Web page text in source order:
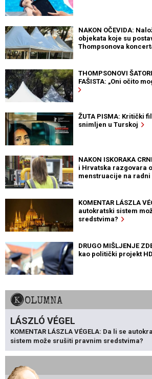
NAKON OČEVIDA:
objekata koje su
Thompsonova
THOMPSONOVI
FAŠISTA: „Oni očito
ŽUTA PISMA: Kritički
snimljen u Turskoj
NAKON ISKORAKA
i Hrvatska razgovara
menstruacije na radni
KOMENTAR LÁSZLA
autokratski sistem
sredstvima?
DRUGO MIŠLJENJE
kao politički projekt
KOLUMNA
LÁSZLÓ VÉGEL
KOMENTAR LÁSZLA VÉGELA: Da li se
sistem može srušiti pravnim sredstvima?